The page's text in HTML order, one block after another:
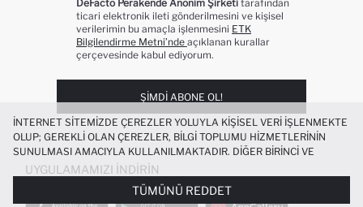
DeFacto Perakende Anonim Şirketi tarafından
ticari elektronik ileti gönderilmesini ve kişisel
verilerimin bu amaçla işlenmesini ETK
Bilgilendirme Metni’nde açıklanan kurallar
çerçevesinde kabul ediyorum.
ŞIMDI ABONE OL!
UYGULAMAMIZI İNDIRIN
İNTERNET SITEMIZDE ÇEREZLER YOLUYLA KIŞISEL VERI IŞLENMEKTE
OLUP; GEREKLI OLAN ÇEREZLER, BILGI TOPLUMU HIZMETLERININ
SUNULMASI AMACIYLA KULLANILMAKTADIR. DIĞER BIRINCI VE
ÜÇÜNCÜ TARAF ÇEREZLER ISE SIZE DAHA IYI BIR ALIŞVERIŞ
DENEYIMI SUNULABILMESI, SITEMIZIN DAHA IŞLEVSEL KILINMASI VE
KIŞISELLEŞTIRMESI VE AÇIK RIZA VERMENIZ HALINDE, SIZLERE
TÜMÜNÜ REDDET